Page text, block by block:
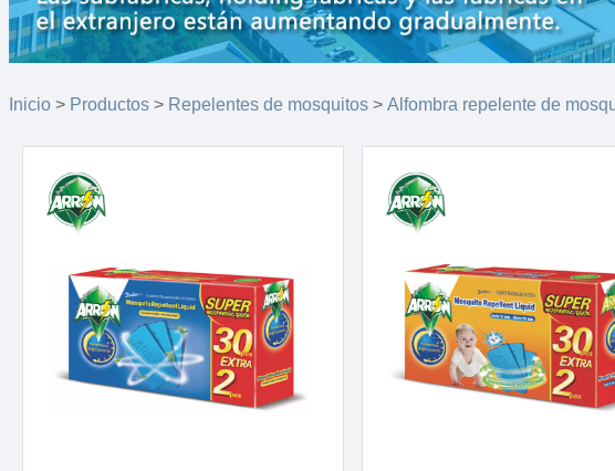
Inicio > Productos > Repelentes de mosquitos > Alfombra repelente de